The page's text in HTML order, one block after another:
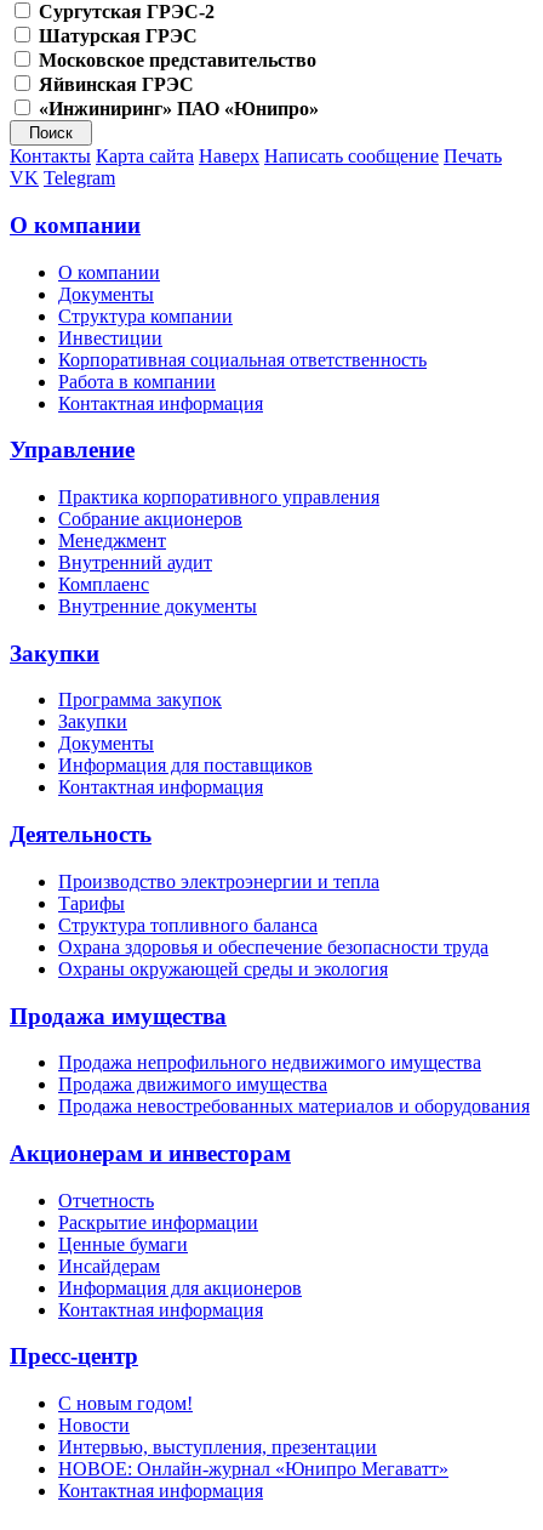
Сургутская ГРЭС-2
Шатурская ГРЭС
Московское представительство
Яйвинская ГРЭС
«Инжиниринг» ПАО «Юнипро»
Контакты Карта сайта Наверх Написать сообщение Печать
VK Telegram
О компании
О компании
Документы
Структура компании
Инвестиции
Корпоративная социальная ответственность
Работа в компании
Контактная информация
Управление
Практика корпоративного управления
Собрание акционеров
Менеджмент
Внутренний аудит
Комплаенс
Внутренние документы
Закупки
Программа закупок
Закупки
Документы
Информация для поставщиков
Контактная информация
Деятельность
Производство электроэнергии и тепла
Тарифы
Структура топливного баланса
Охрана здоровья и обеспечение безопасности труда
Охраны окружающей среды и экология
Продажа имущества
Продажа непрофильного недвижимого имущества
Продажа движимого имущества
Продажа невостребованных материалов и оборудования
Акционерам и инвесторам
Отчетность
Раскрытие информации
Ценные бумаги
Инсайдерам
Информация для акционеров
Контактная информация
Пресс-центр
С новым годом!
Новости
Интервью, выступления, презентации
НОВОЕ: Онлайн-журнал «Юнипро Мегаватт»
Контактная информация